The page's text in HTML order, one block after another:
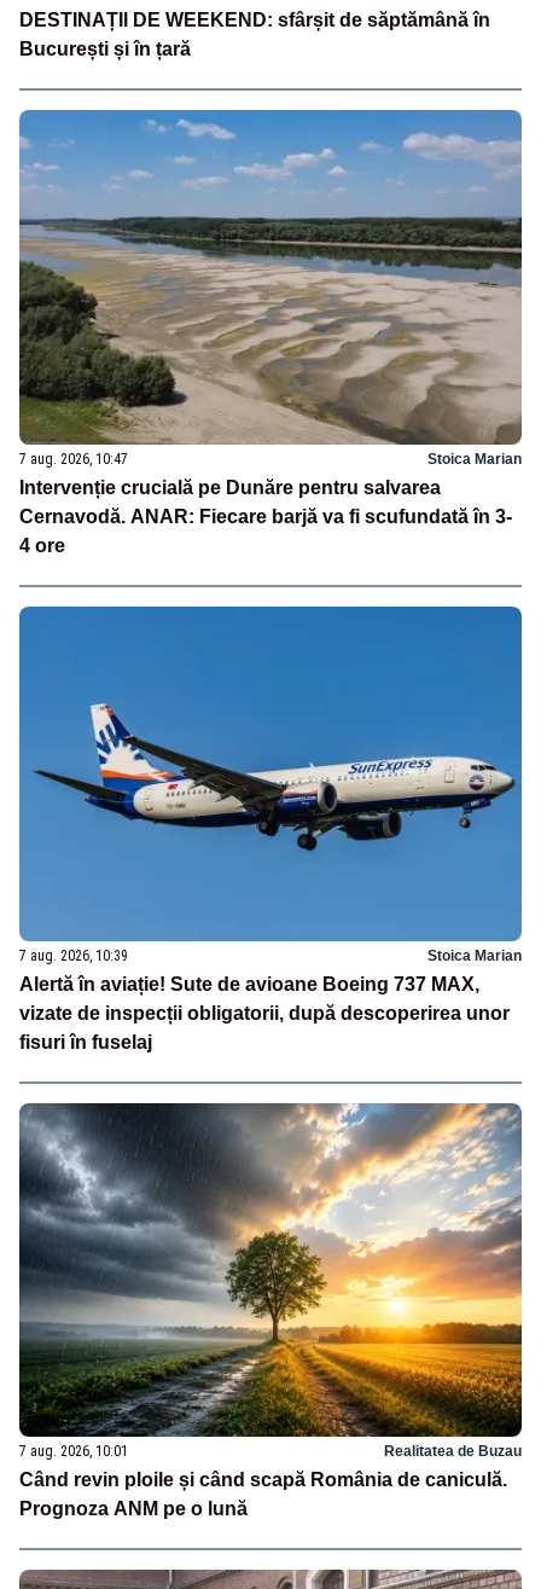
DESTINAȚII DE WEEKEND: sfârșit de săptămână în
București și în țară
7 aug. 2026, 10:47 Stoica Marian
Intervenție crucială pe Dunăre pentru salvarea
Cernavodă. ANAR: Fiecare barjă va fi scufundată în 3-
4 ore
7 aug. 2026, 10:39 Stoica Marian
Alertă în aviație! Sute de avioane Boeing 737 MAX,
vizate de inspecții obligatorii, după descoperirea unor
fisuri în fuselaj
7 aug. 2026, 10:01 Realitatea de Buzau
Când revin ploile și când scapă România de caniculă.
Prognoza ANM pe o lună